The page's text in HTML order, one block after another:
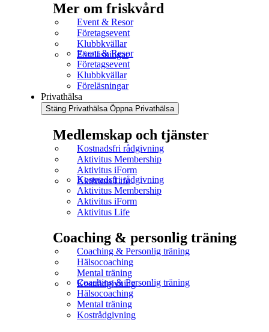
Mer om friskvård
Event & Resor
Företagsevent
Klubbkvällar
Föreläsningar
Event & Resor
Företagsevent
Klubbkvällar
Föreläsningar
Privathälsa
Stäng Privathälsa Öppna Privathälsa
Medlemskap och tjänster
Kostnadsfri rådgivning
Aktivitus Membership
Aktivitus iForm
Aktivitus Life
Kostnadsfri rådgivning
Aktivitus Membership
Aktivitus iForm
Aktivitus Life
Coaching & personlig träning
Coaching & Personlig träning
Hälsocoaching
Mental träning
Kostrådgivning
Coaching & Personlig träning
Hälsocoaching
Mental träning
Kostrådgivning